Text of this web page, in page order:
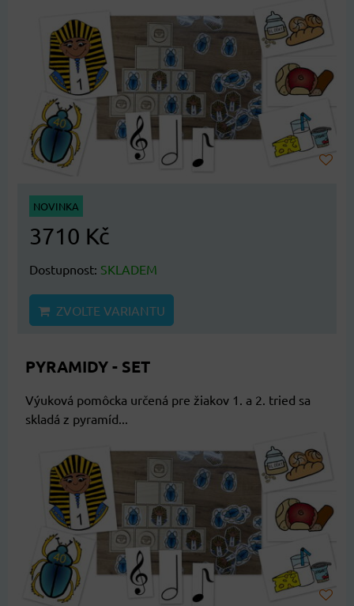
NOVINKA
3710 Kč
Dostupnost: SKLADEM
ZVOLTE VARIANTU
PYRAMIDY - SET
Výuková pomôcka určená pre žiakov 1. a 2. tried sa
skladá z pyramíd...